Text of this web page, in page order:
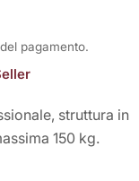
pagamento.
struttura in
150 kg.